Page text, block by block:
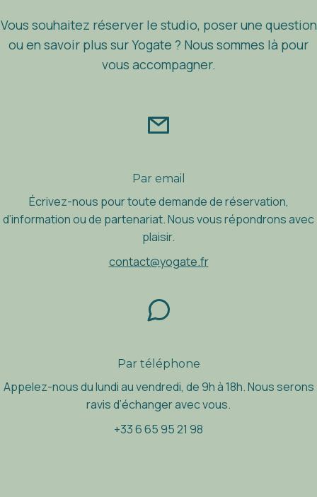
Vous souhaitez réserver le studio, poser une question
ou en savoir plus sur Yogate ? Nous sommes là pour
vous accompagner.
Par email
Écrivez-nous pour toute demande de réservation,
d’information ou de partenariat. Nous vous répondrons avec
plaisir.
contact@yogate.fr
Par té éphone
Appelez-nous du lundi au vendredi, de 9hà18h. Nous serons
ravis d’échanger avec vous.
+33 6 65 95 21 98